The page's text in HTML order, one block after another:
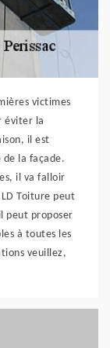
victimes
éviter la
il est
de la façade.
il va falloir
Toiture peut
peut proposer
à toutes les
veuillez,